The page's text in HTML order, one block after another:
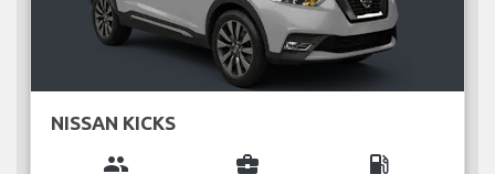
NISSAN KICKS
group business_center local_gas_station